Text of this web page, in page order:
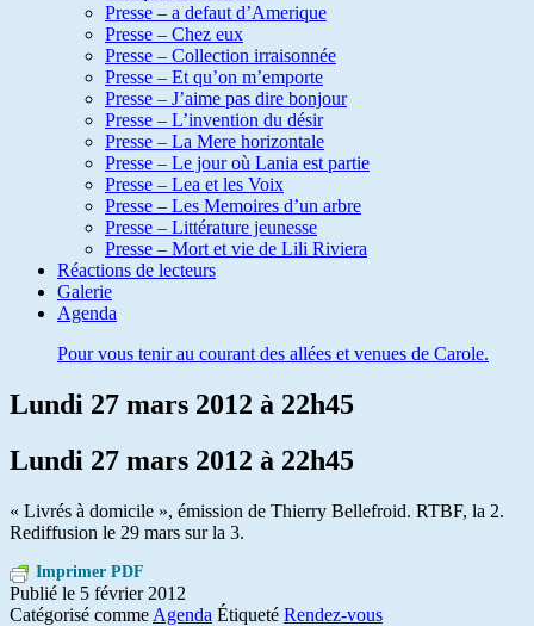
Presse – a defaut d’Amerique
Presse – Chez eux
Presse – Collection irraisonnée
Presse – Et qu’on m’emporte
Presse – J’aime pas dire bonjour
Presse – L’invention du désir
Presse – La Mere horizontale
Presse – Le jour où Lania est partie
Presse – Lea et les Voix
Presse – Les Memoires d’un arbre
Presse – Littérature jeunesse
Presse – Mort et vie de Lili Riviera
Réactions de lecteurs
Galerie
Agenda
Pour vous tenir au courant des allées et venues de Carole.
Lundi 27 mars 2012 à 22h45
Lundi 27 mars 2012 à 22h45
« Livrés à domicile », émission de Thierry Bellefroid. RTBF, la 2.
Rediffusion le 29 mars sur la 3.
Imprimer PDF
Publié le 5 février 2012
Catégorisé comme Agenda Étiqueté Rendez-vous